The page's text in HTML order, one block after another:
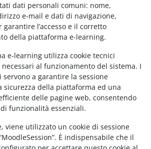
dati personali comuni: nome,
e-mail e dati di navigazione,
garantire l’accesso e il corretto
della piattaforma e-learning.
e-learning utilizza cookie tecnici
al funzionamento del sistema. I
servono a garantire la sessione
sicurezza della piattaforma ed una
delle pagine web, consentendo
funzionalità essenziali.
viene utilizzato un cookie di sessione
È indispensabile che il